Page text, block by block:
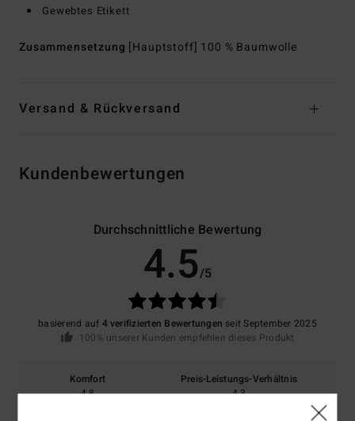
Gewebtes Etikett
Zusammensetzung [Hauptstoff] 100 % Baumwolle
Versand & Rückversand
Kundenbewertungen
Durchschnittliche Bewertung
4.5/5
basierend auf 4 verifizierten Bewertungen seit September 2025
100% unserer Kunden empfehlen dieses Produkt
Komfort
4.8
Preis-Leistungs-Verhältnis
4.3